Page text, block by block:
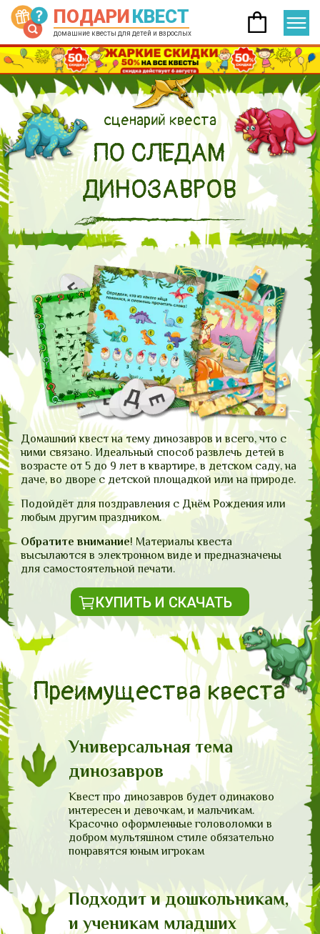
ПОДАРИКВЕСТ
домашние квесты для детей и взрослых
сценарий квеста
ПО СЛЕДАМ
ДИНОЗАВРОВ
Домашний квест на тему динозавров и всего, что с
ними связано. Идеальный способ развлечь детей в
возрасте от 5 до 9 лет в квартире, в детском саду, на
даче, во дворе с детской площадкой или на природе.
Подойдёт для поздравления с Днём Рождения или
любым другим праздником.
Обратите внимание! Материалы квеста
высылаются в электронном виде и предназначены
для самостоятельной печати.
КУПИТЬ И СКАЧАТЬ
Преимущества квеста
Универсальная тема
динозавров
Квест про динозавров будет одинаково
интересен и девочкам, и мальчикам.
Красочно оформленные головоломки в
добром мультяшном стиле обязательно
понравятся юным игрокам
Подходит и дошкольникам,
и ученикам младших